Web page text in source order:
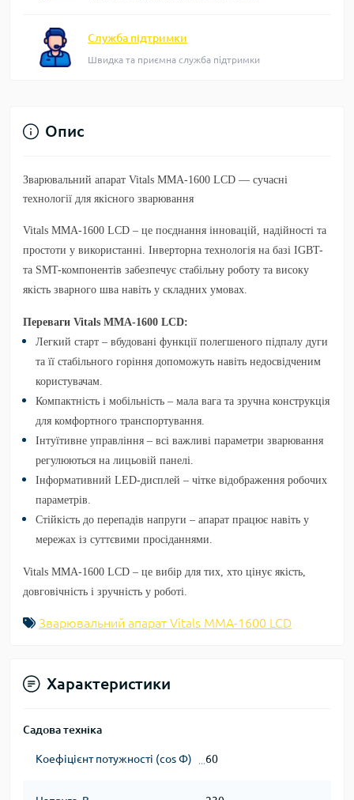
Служба підтримки
Швидка та приємна служба підтримки
Опис
Зварювальний апарат Vitals MMA-1600 LCD — сучасні
технології для якісного зварювання
Vitals MMA-1600 LCD – це поєднання інновацій, надійності та
простоти у використанні. Інверторна технологія на базі IGBT-
та SMT-компонентів забезпечує стабільну роботу та високу
якість зварного шва навіть у складних умовах.
Переваги Vitals MMA-1600 LCD:
Легкий старт – вбудовані функції полегшеного підпалу дуги
та її стабільного горіння допоможуть навіть недосвідченим
користувачам.
Компактність і мобільність – мала вага та зручна конструкція
для комфортного транспортування.
Інтуїтивне управління – всі важливі параметри зварювання
регулюються на лицьовій панелі.
Інформативний LED-дисплей – чітке відображення робочих
параметрів.
Стійкість до перепадів напруги – апарат працює навіть у
мережах із суттєвими просіданнями.
Vitals MMA-1600 LCD – це вибір для тих, хто цінує якість,
довговічність і зручність у роботі.
Зварювальний апарат Vitals ММА-1600 LCD
Характеристики
Садова техніка
Коефіцієнт потужності (cos Φ) 60